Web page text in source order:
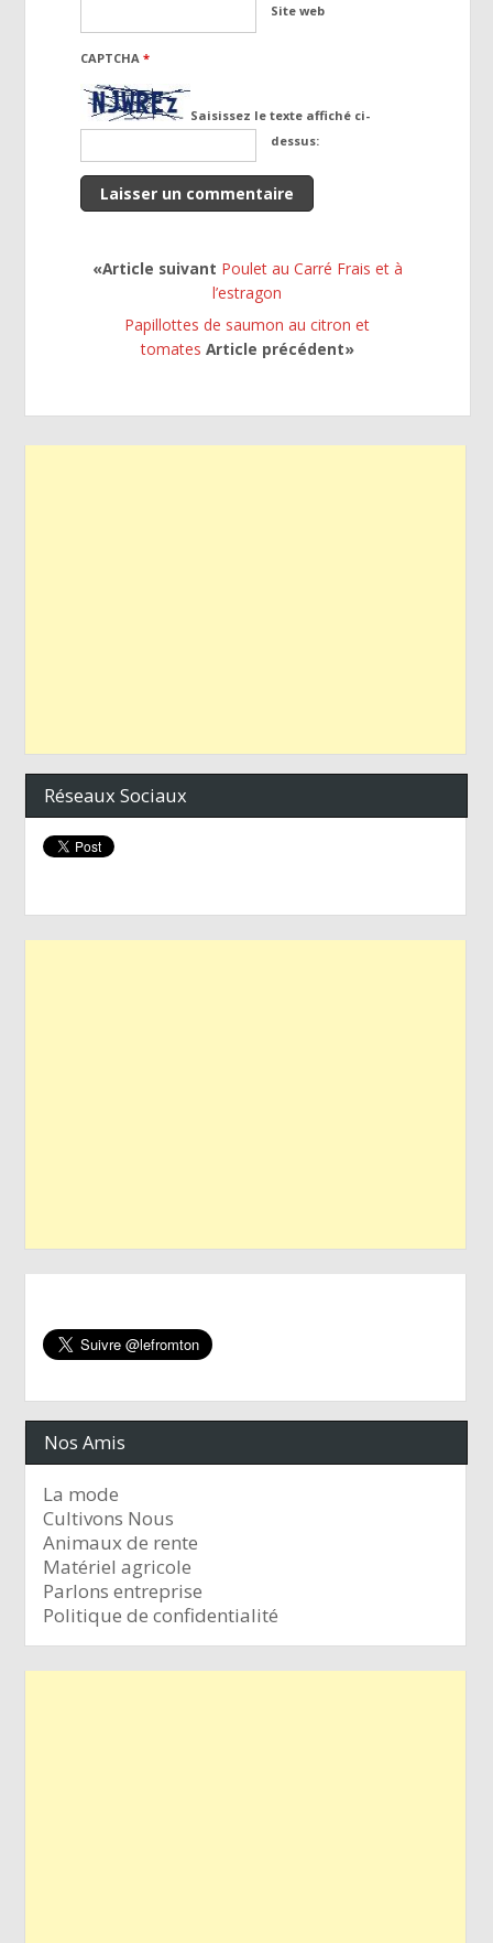
Site web
CAPTCHA*
Saisissez le texte affiché ci-
dessus:
«Article suivant Poulet au Carré Frais et à
l’estragon
Papillottes de saumon au citron et
tomates Article précédent»
Réseaux Sociaux
Nos Amis
La mode
Cultivons Nous
Animaux de rente
Matériel agricole
Parlons entreprise
Politique de confidentialité